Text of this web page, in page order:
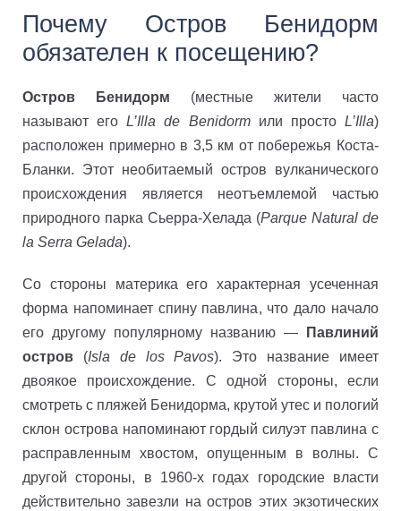
Почему Остров Бенидорм
обязателен к посещению?
Остров Бенидорм (местные жители часто
называют егоL’Illa de Benidormили простоL’Illa)
расположен примерно в 3,5 км от побережья Коста-
Бланки. Этот необитаемый остров вулканического
происхождения является неотъемлемой частью
природного парка Сьерра-Хелада (Parque Natural de
la Serra Gelada).
Со стороны материка его характерная усеченная
форма напоминает спину павлина, что дало начало
его другому популярному названию —
Павлиний
остров (Isla de los Pavos). Это название имеет
двоякое происхождение. С одной стороны, если
смотреть с пляжей Бенидорма, крутой утес и пологий
склон острова напоминают гордый силуэт павлина с
расправленным хвостом, опущенным в волны. С
другой стороны, в 1960-х годах городские власти
действительно завезли на остров этих экзотических